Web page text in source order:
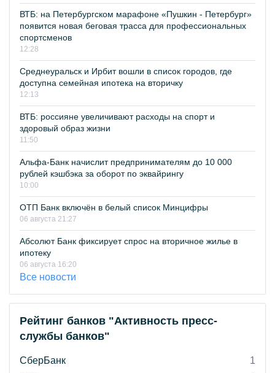
ВТБ: на Петербургском марафоне «Пушкин - Петербург»
появится новая беговая трасса для профессиональных
спортсменов
12:28
Среднеуральск и Ирбит вошли в список городов, где
доступна семейная ипотека на вторичку
12:13
ВТБ: россияне увеличивают расходы на спорт и
здоровый образ жизни
11:50
Альфа-Банк начислит предпринимателям до 10 000
рублей кэшбэка за оборот по эквайрингу
10:00
ОТП Банк включён в белый список Минцифры
06 августа 21:27
Абсолют Банк фиксирует спрос на вторичное жилье в
ипотеку
06 августа 16:20
Все новости
Рейтинг банков "Активность пресс-
службы банков"
СберБанк
1